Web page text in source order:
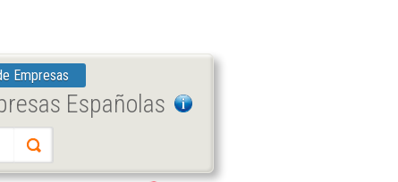
Empresas
Españolas